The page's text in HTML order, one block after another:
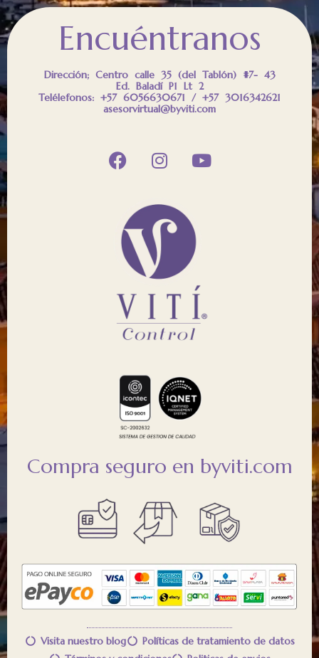
Encuéntranos
Dirección; Centro calle 35 (del Tablón) #7- 43
Ed. Baladí P1 Lt 2
Telélefonos: +57 6056630671 / +57 3016342621
asesorvirtual@byviti.com
Compra seguro en byviti.com
Visita nuestro blog
Políticas de tratamiento de datos